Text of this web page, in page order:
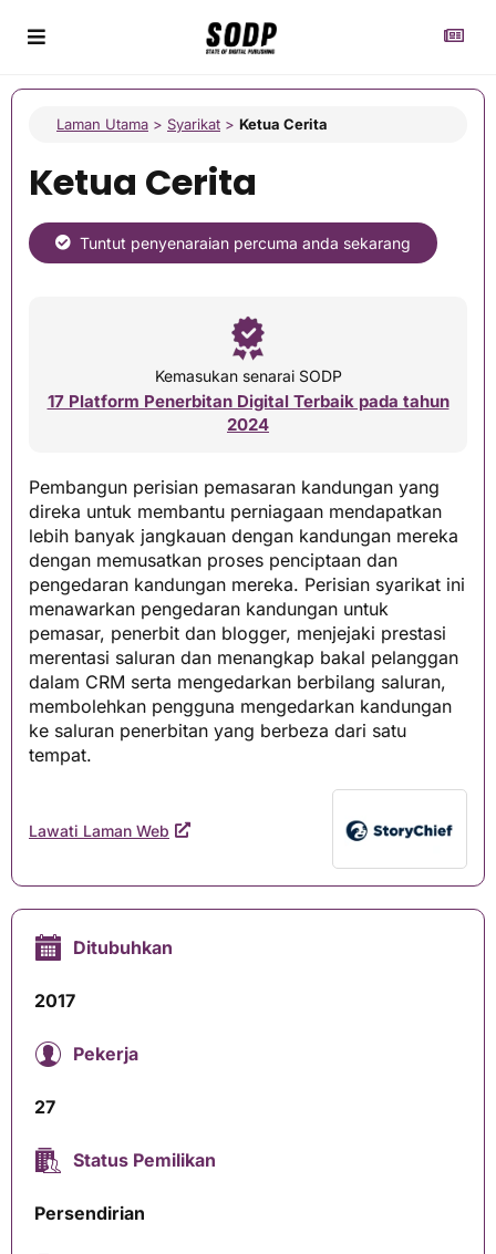
Laman Utama > Syarikat > Ketua Cerita
Ketua Cerita
Tuntut penyenaraian percuma anda sekarang
Kemasukan senarai SODP
17 Platform Penerbitan Digital Terbaik pada tahun
2024
Pembangun perisian pemasaran kandungan yang
direka untuk membantu perniagaan mendapatkan
lebih banyak jangkauan dengan kandungan mereka
dengan memusatkan proses penciptaan dan
pengedaran kandungan mereka. Perisian syarikat ini
menawarkan pengedaran kandungan untuk
pemasar, penerbit dan blogger, menjejaki prestasi
merentasi saluran dan menangkap bakal pelanggan
dalam CRM serta mengedarkan berbilang saluran,
membolehkan pengguna mengedarkan kandungan
ke saluran penerbitan yang berbeza dari satu
tempat.
Lawati Laman Web
Ditubuhkan
2017
Pekerja
27
Status Pemilikan
Persendirian